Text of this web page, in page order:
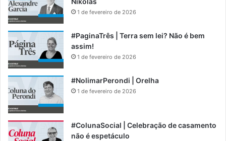
1 de fevereiro de 2026
#PaginaTrês | Terra sem lei? Não é bem
assim!
1 de fevereiro de 2026
#NolimarPerondi | Orelha
1 de fevereiro de 2026
#ColunaSocial | Celebração de casamento
não é espetáculo